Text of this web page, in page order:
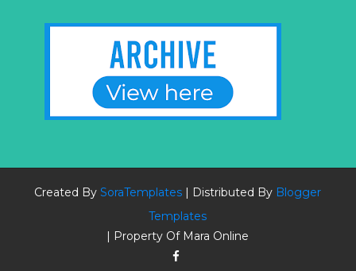
Created BySoraTemplates | Distributed By Blogger
Templates
| Property Of Mara Online